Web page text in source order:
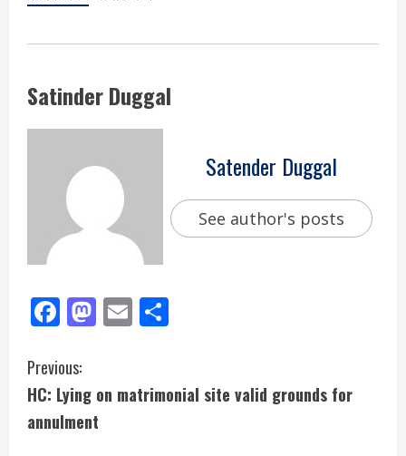
Satinder Duggal
Satender Duggal
See author's posts
Facebook
Mastodon
Email
Previous:
HC: Lying on matrimonial site valid grounds for
annulment